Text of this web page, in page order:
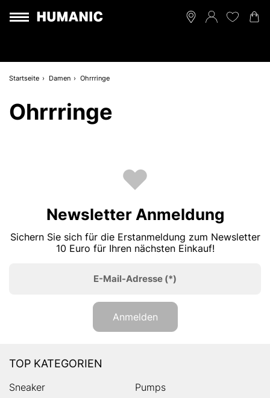
Startseite Damen Ohrrringe
Ohrrringe
Newsletter Anmeldung
Sichern Sie sich für die Erstanmeldung zum Newsletter
10 Euro für Ihren nächsten Einkauf!
E-Mail-Adresse (*)
Anmelden
TOP KATEGORIEN
Sneaker
Pumps